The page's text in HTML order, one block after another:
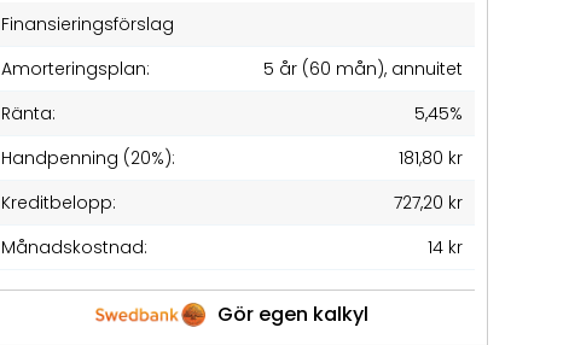
Finansieringsförslag
Amorteringsplan:
5 år (60 mån), annuitet
Ränta:
5,45%
Handpenning (20%):
181,80 kr
Kreditbelopp:
727,20 kr
Månadskostnad:
14 kr
Gör egen kalkyl